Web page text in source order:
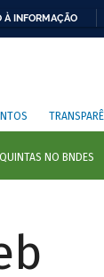
À INFORMAÇÃO